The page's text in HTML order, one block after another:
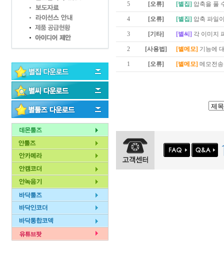
5 [오류] [별집] 압축을 풀
4 [오류] [별집] 압축 파일
3 [기타] [별씨] 각 이미지
2 [사용법] [별메모] 기능에
1 [오류] [별메모] 메모전